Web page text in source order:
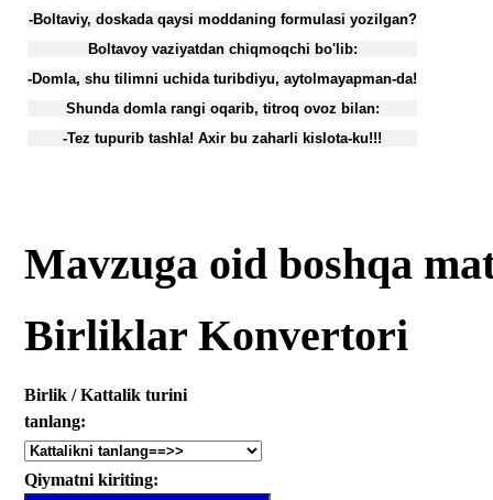
-Boltaviy, doskada qaysi moddaning formulasi yozilgan?
Boltavoy vaziyatdan chiqmoqchi bo'lib:
-Domla, shu tilimni uchida turibdiyu, aytolmayapman-da!
Shunda domla rangi oqarib, titroq ovoz bilan:
-Tez tupurib tashla! Axir bu zaharli kislota-ku!!!
Mavzuga oid boshqa
Birliklar Konvertori
Birlik / Kattalik turini
tanlang:
Qiymatni kiriting: